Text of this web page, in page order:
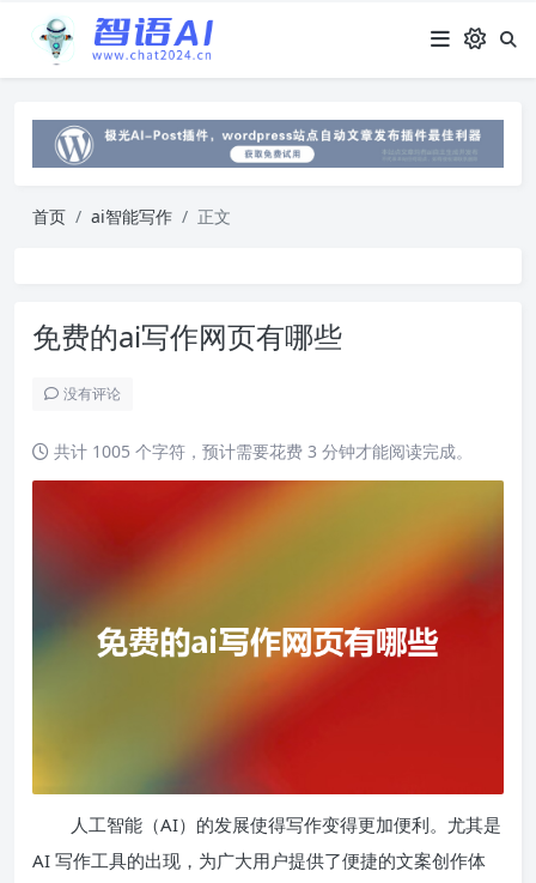
首页 ai智能写作 正文
免费的ai写作网页有哪些
没有评论
共计 1005 个字符，预计需要花费 3 分钟才能阅读完成。
人工智能（AI）的发展使得写作变得更加便利。尤其是
AI 写作工具的出现，为广大用户提供了便捷的文案创作体